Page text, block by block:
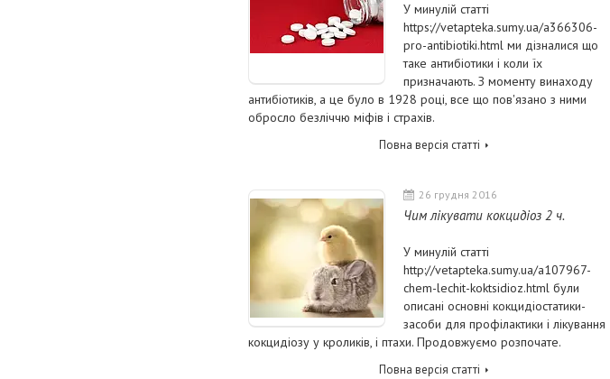
У минулій статті
https://vetapteka.sumy.ua/a366306-
pro-antibiotiki.html ми дізналися що
таке антибіотики і коли їх
призначають. З моменту винаходу
антибіотиків, а це було в 1928 році, все що пов'язано з ними
обросло безліччю міфів і страхів.
Повна версія статті
26 грудня 2016
Чим лікувати кокцидіоз 2 ч.
У минулій статті
http://vetapteka.sumy.ua/a107967-
chem-lechit-koktsidioz.html були
описані основні кокцидіостатики-
засоби для профілактики і лікування
кокцидіозу у кроликів, і птахи. Продовжуємо розпочате.
Повна версія статті